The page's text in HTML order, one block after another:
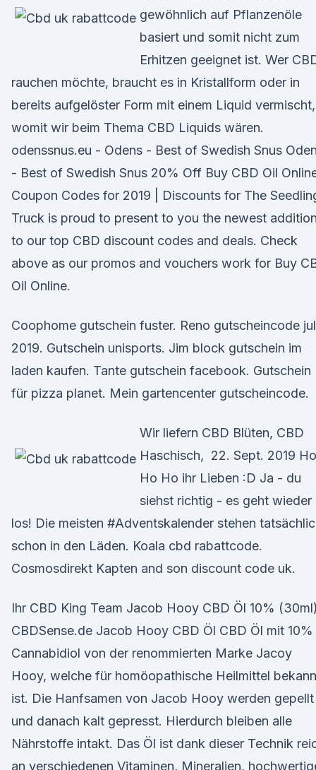
gewöhnlich auf Pflanzenöle
basiert und somit nicht zum
Erhitzen geeignet ist. Wer
rauchen möchte, braucht es in Kristallform oder in
bereits aufgelöster Form mit einem Liquid vermischt,
womit wir beim Thema CBD Liquids wären.
odenssnus.eu - Odens - Best of Swedish Snus
- Best of Swedish Snus 20% Off Buy CBD Oil
Coupon Codes for 2019 | Discounts for The
Truck is proud to present to you the newest
to our top CBD discount codes and deals. Check
above as our promos and vouchers work for Buy
Oil Online.
Coophome gutschein fuster. Reno gutscheincode
2019. Gutschein unisports. Jim block gutschein im
laden kaufen. Tante gutschein facebook. Gutschein
für pizza planet. Mein gartencenter gutscheincode.
Wir liefern CBD Blüten, CBD
Haschisch, 22. Sept. 2019 Ho
Ho Ho ihr Lieben :D Ja - du
siehst richtig - es geht wieder
los! Die meisten #Adventskalender stehen
schon in den Läden. Koala cbd rabattcode.
Cosmosdirekt Kapten and son discount code uk.
Ihr CBD King Team Jacob Hooy CBD Öl 10%
CBDSense.de Jacob Hooy CBD Öl CBD Öl mit 10%
Cannabidiol von der renommierten Marke Jacoy
Hooy, welche für homöopathische Heilmittel
ist. Die Hanfsamen von Jacob Hooy werden gepellt
und danach kalt gepresst. Hierdurch bleiben alle
Nährstoffe intakt. Das Öl ist dank dieser Technik
an verschiedenen Vitaminen, Mineralien,